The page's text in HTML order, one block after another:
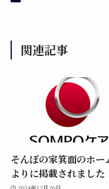
関連記事
そんぽの家箕面のホー
よりに掲載されました